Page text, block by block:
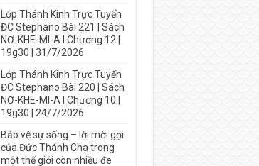
Lớp Thánh Kinh Trực Tuyến
ĐC Stephano Bài 221 | Sách
NƠ-KHE-MI-A I Chương 12 |
19g30 | 31/7/2026
Lớp Thánh Kinh Trực Tuyến
ĐC Stephano Bài 220 | Sách
NƠ-KHE-MI-A I Chương 10 |
19g30 | 24/7/2026
Bảo vệ sự sống – lời mời gọi
của Đức Thánh Cha trong
một thế giới còn nhiều đe